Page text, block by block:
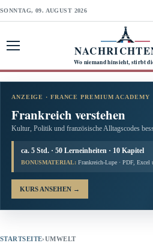
SONNTAG, 09. AUGUST 2026
Wo niemand hinsieht, stirbt
ANZEIGE · FRANCE PREMIUM ACADEMY
Frankreich verstehen
Kultur, Politik und französische Alltagscodes
ca. 5 Std. · 50 Lerneinheiten · 10 Kapitel
BONUSMATERIAL: Frankreich-Lupe · PDF, Excel
KURS ANSEHEN →
STARTSEITE›UMWELT